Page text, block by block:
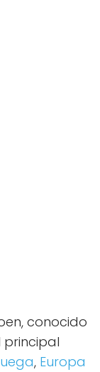
conocido
principal
, Europa